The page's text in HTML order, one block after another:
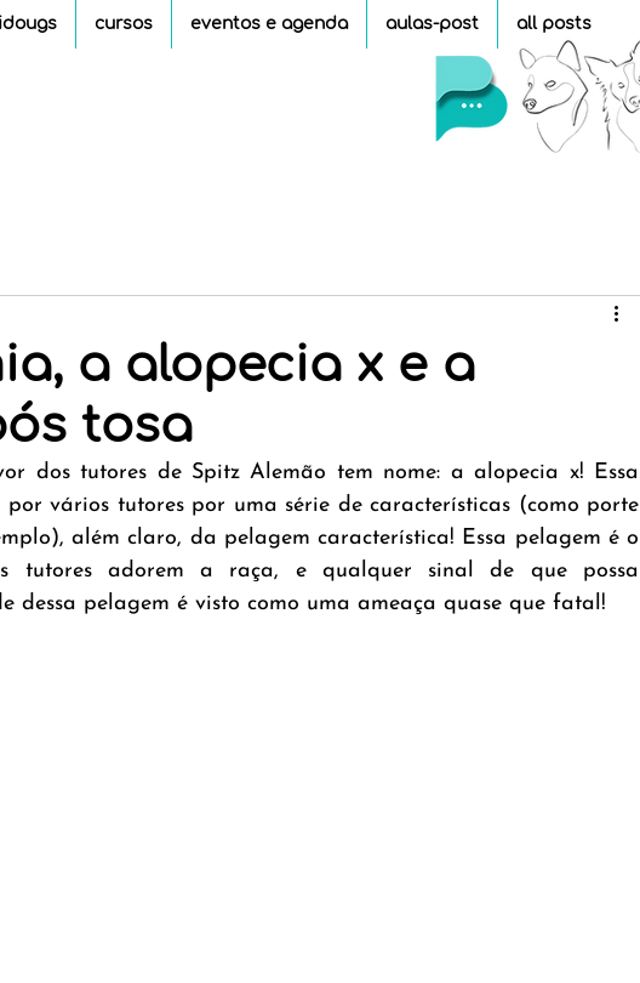
cursos eventos e agenda aulas-post all posts
a alopecia x e a
tosa
dos tutores de Spitz Alemão tem nome: a alopecia x! Essa
vários tutores por uma série de características (como porte
além claro, da pelagem característica! Essa pelagem é o
tutores adorem a raça, e qualquer sinal de que possa
dessa pelagem é visto como uma ameaça quase que fatal!